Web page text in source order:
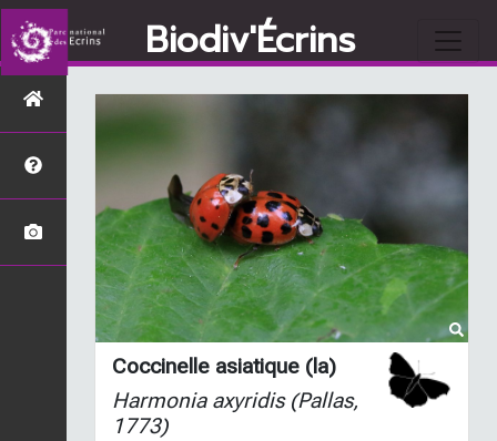
Biodiv'Écrins
Coccinelle asiatique (la)
Harmonia axyridis(Pallas,
1773)